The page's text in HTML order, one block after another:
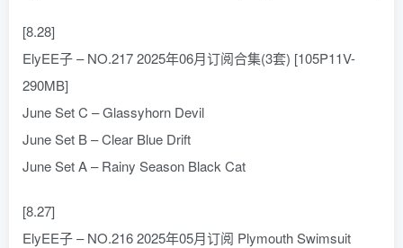
[8.28]
ElyEE子 – NO.217 2025年06月订阅合集(3套) [105P11V-
290MB]
June Set C – Glassyhorn Devil
June Set B – Clear Blue Drift
June Set A – Rainy Season Black Cat
[8.27]
ElyEE子 – NO.216 2025年05月订阅 Plymouth Swimsuit